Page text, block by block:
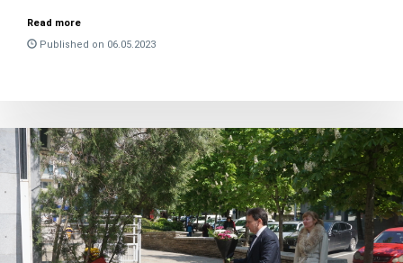
Read more
Published on 06.05.2023